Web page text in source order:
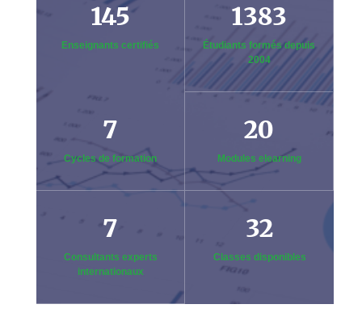
145
Enseignants certifiés
1383
Étudiants formés depuis
2004
7
Cycles de formation
20
Modules elearning
7
Consultants experts
internationaux
32
Classes disponibles